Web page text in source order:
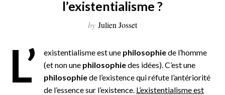
l’existentialisme ?
by Julien Josset
L’ existentialisme est une philosophiede l’homme
(et non une philosophiedes idées). C’est une
philosophiede l’existence qui réfute l’antériorité
de l’essence sur l’existence. L’existentialisme est